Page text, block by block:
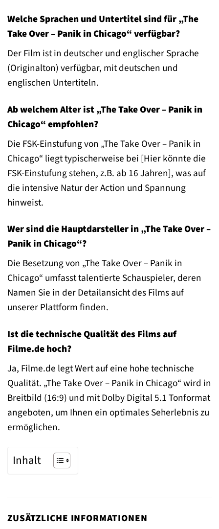
Welche Sprachen und Untertitel sind für „The
Take Over – Panik in Chicago“ verfügbar?
Der Film ist in deutscher und englischer Sprache
(Originalton) verfügbar, mit deutschen und
englischen Untertiteln.
Ab welchem Alter ist „The Take Over – Panik in
Chicago“ empfohlen?
Die FSK-Einstufung von „The Take Over – Panik in
Chicago“ liegt typischerweise bei [Hier könnte die
FSK-Einstufung stehen, z.B. ab 16 Jahren], was auf
die intensive Natur der Action und Spannung
hinweist.
Wer sind die Hauptdarsteller in „The Take Over –
Panik in Chicago“?
Die Besetzung von „The Take Over – Panik in
Chicago“ umfasst talentierte Schauspieler, deren
Namen Sie in der Detailansicht des Films auf
unserer Plattform finden.
Ist die technische Qualität des Films auf
Filme.de hoch?
Ja, Filme.de legt Wert auf eine hohe technische
Qualität. „The Take Over – Panik in Chicago“ wird in
Breitbild (16:9) und mit Dolby Digital 5.1 Tonformat
angeboten, um Ihnen ein optimales Seherlebnis zu
ermöglichen.
Inhalt
ZUSÄTZLICHE INFORMATIONEN